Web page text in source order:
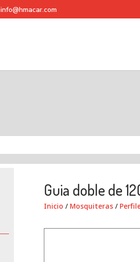
info@hmacar.com
Guia doble de
Inicio / Mosquiteras/